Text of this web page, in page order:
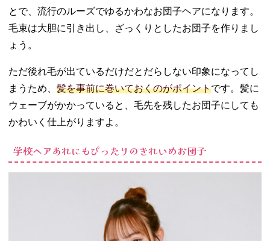
とで、流行のルーズでゆるかわなお団子ヘアになります。
毛束は大胆に引き出し、ざっくりとしたお団子を作りまし
ょう。
ただ後れ毛が出ているだけだとだらしない印象になってし
まうため、 髪を事前に巻いておくのがポイントです。髪に
ウェーブがかかっていると、毛先を残したお団子にしても
かわいく仕上がりますよ。
学校ヘアあれにもぴったりのきれいめお団子